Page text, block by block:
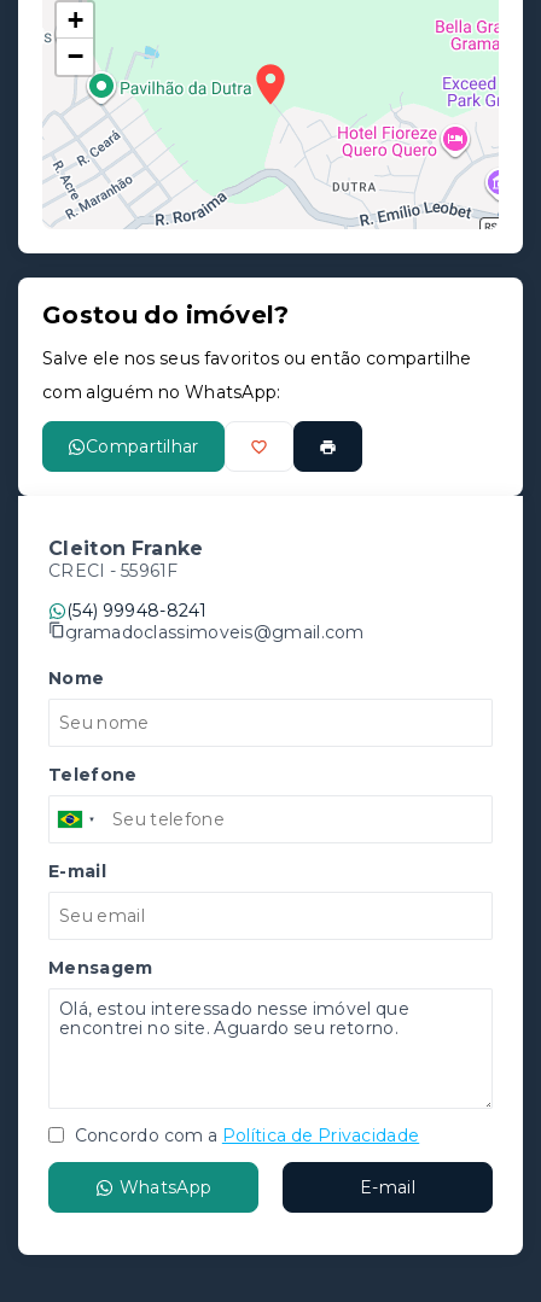
+
−
Gostou do imóvel?
Salve ele nos seus favoritos ou então compartilhe
com alguém no WhatsApp:
Compartilhar
Cleiton Franke
CRECI - 55961F
(54) 99948-8241
gramadoclassimoveis@gmail.com
Nome
Telefone
E-mail
Mensagem
Concordo com a Política de Privacidade
WhatsApp E-mail